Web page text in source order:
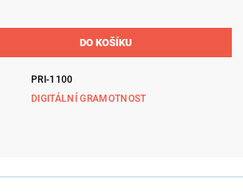
PRI-1100
DIGITÁLNÍ GRAMOTNOST